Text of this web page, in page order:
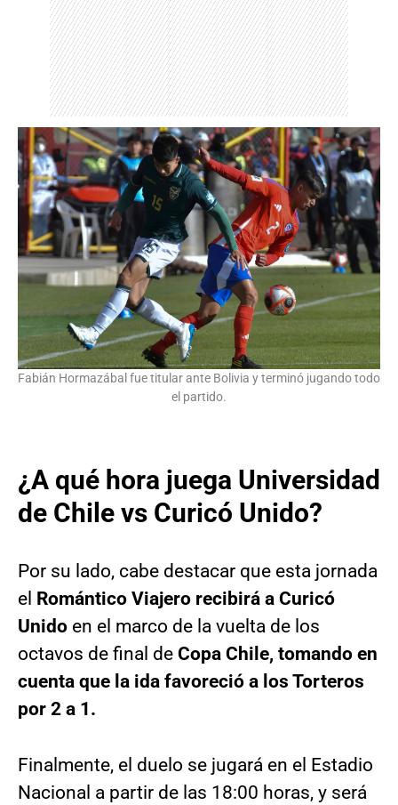
Fabián Hormazábal fue titular ante Bolivia y terminó jugando todo
el partido.
¿A qué hora juega Universidad
de Chile vs Curicó Unido?
Por su lado, cabe destacar que esta jornada
el Romántico Viajero recibirá a Curicó
Unido en el marco de la vuelta de los
octavos de final de Copa Chile, tomando en
cuenta que la ida favoreció a los Torteros
por 2 a 1.
Finalmente, el duelo se jugará en el Estadio
Nacional a partir de las 18:00 horas, y será